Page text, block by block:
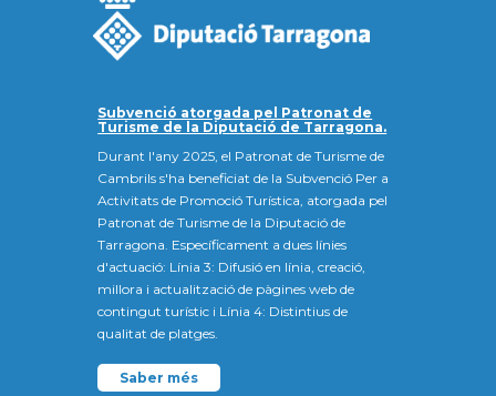
Subvenció atorgada pel Patronat de
Turisme de la Diputació de Tarragona.
Durant l'any 2025, el Patronat de Turisme de
Cambrils s'ha beneficiat de la Subvenció Per a
Activitats de Promoció Turística, atorgada pel
Patronat de Turisme de la Diputació de
Tarragona. Específicament a dues línies
d'actuació: Línia 3: Difusió en línia, creació,
millora i actualització de pàgines web de
contingut turístic i Línia 4: Distintius de
qualitat de platges.
Saber més